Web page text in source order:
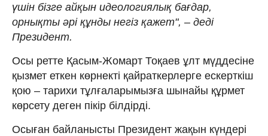
үшін бізге айқын идеологиялық бағдар,
орнықты әрі құнды негіз қажет", – деді
Президент.
Осы ретте Қасым-Жомарт Тоқаев ұлт мүддесіне
қызмет еткен көрнекті қайраткерлерге ескерткіш
қою – тарихи тұлғаларымызға шынайы құрмет
көрсету деген пікір білдірді.
Осыған байланысты Президент жақын күндері